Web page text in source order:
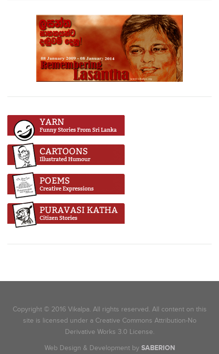
Copyright © 2016 Vikalpa. All rights reserved. All content on this
site is licensed under a Creative Commons Attribution-No
Derivative Works 3.0 License.
Web Design & Development by SABERION